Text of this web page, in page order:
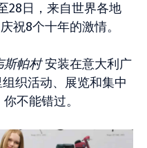
28日，来自世界各地
祝8个十年的激情。
斯帕村安装在意大利广
织活动、展览和集中
你不能错过。